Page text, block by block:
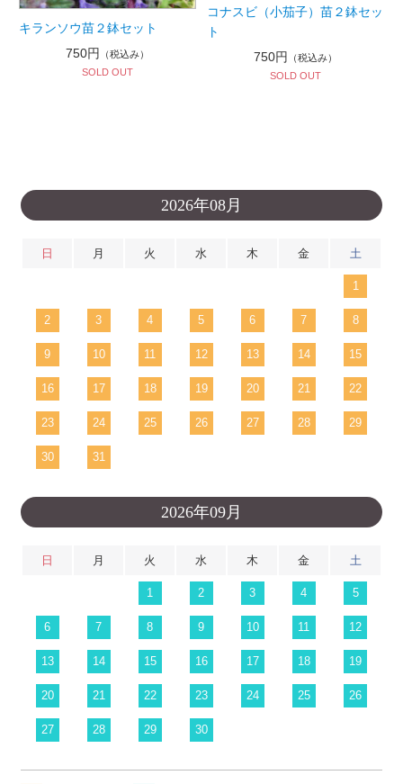
キランソウ苗２鉢セット
750円
（税込み）
SOLD OUT
コナスビ（小茄子）苗２鉢セッ
ト
750円
（税込み）
SOLD OUT
2026年08月
日 月 火 水 木 金 土
1
2 3 4 5 6 7 8
9 10 11 12 13 14 15
16 17 18 19 20 21 22
23 24 25 26 27 28 29
30 31
2026年09月
日 月 火 水 木 金 土
1 2 3 4 5
6 7 8 9 10 11 12
13 14 15 16 17 18 19
20 21 22 23 24 25 26
27 28 29 30